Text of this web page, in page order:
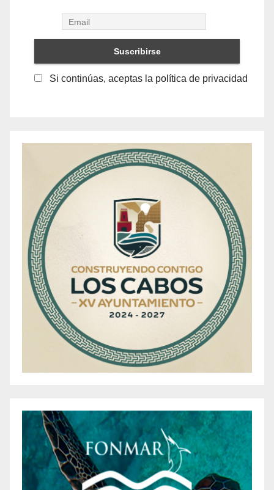
Si continúas, aceptas la política de privacidad